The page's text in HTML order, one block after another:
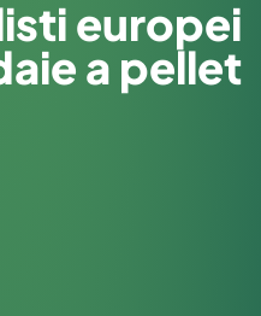
europei
a pellet